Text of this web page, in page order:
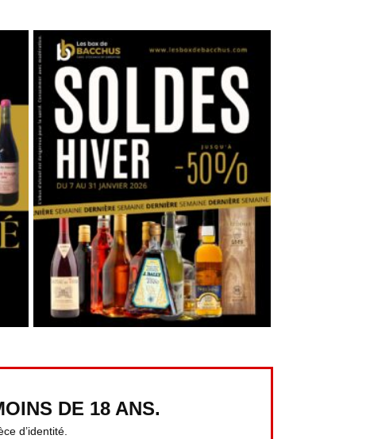
DE 18 ANS.
d’identité.